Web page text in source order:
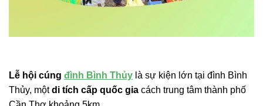
Lễ hội cúng đình Bình Thủy là sự kiện lớn tại đình Bình
Thủy, mộtdi tích cấp quốc gia cách trung tâm thành phố